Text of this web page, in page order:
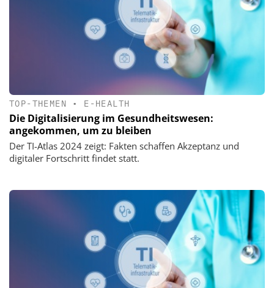
TOP-THEMEN • E-HEALTH
Die Digitalisierung im Gesundheitswesen:
angekommen, um zu bleiben
Der TI-Atlas 2024 zeigt: Fakten schaffen Akzeptanz und
digitaler Fortschritt findet statt.